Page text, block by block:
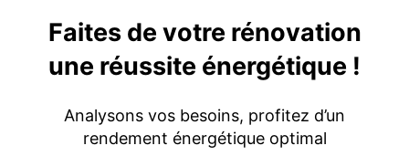
Faites de votre rénovation
une réussite énergétique !
Analysons vos besoins, profitez d’un
rendement énergétique optimal